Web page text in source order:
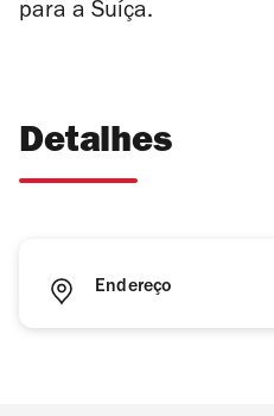
para a Suíça.
Detalhes
Endereço